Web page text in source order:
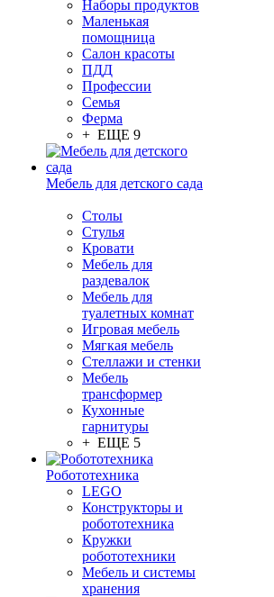
Наборы продуктов
Маленькая
помощница
Салон красоты
ПДД
Профессии
Семья
Ферма
+ ЕЩЕ 9
Мебель для детского сада
Столы
Cтулья
Кровати
Мебель для
раздевалок
Мебель для
туалетных комнат
Игровая мебель
Мягкая мебель
Стеллажи и стенки
Мебель
трансформер
Кухонные
гарнитуры
+ ЕЩЕ 5
Робототехника
LEGO
Конструкторы и
робототехника
Кружки
робототехники
Мебель и системы
хранения